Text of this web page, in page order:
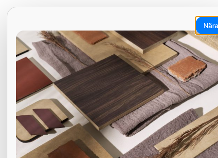
Hoppa
innehåll
Meny
Nära